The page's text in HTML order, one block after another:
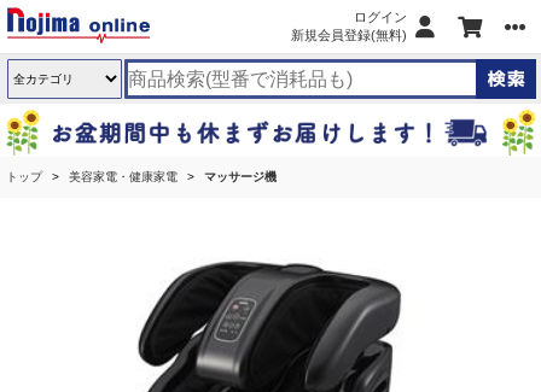
ログイン
新規会員登録(無料)
トップ 美容家電・健康家電 マッサージ機